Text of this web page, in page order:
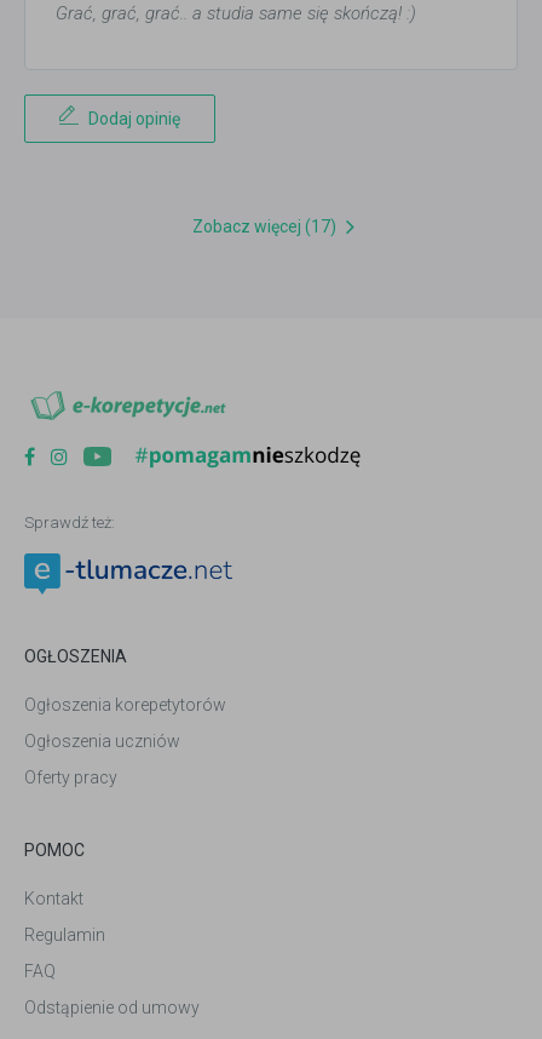
Grać, grać, grać.. a studia same się skończą! :)
Dodaj opinię
Zobacz więcej (17)
Sprawdź też:
OGŁOSZENIA
Ogłoszenia korepetytorów
Ogłoszenia uczniów
Oferty pracy
POMOC
Kontakt
Regulamin
FAQ
Odstąpienie od umowy